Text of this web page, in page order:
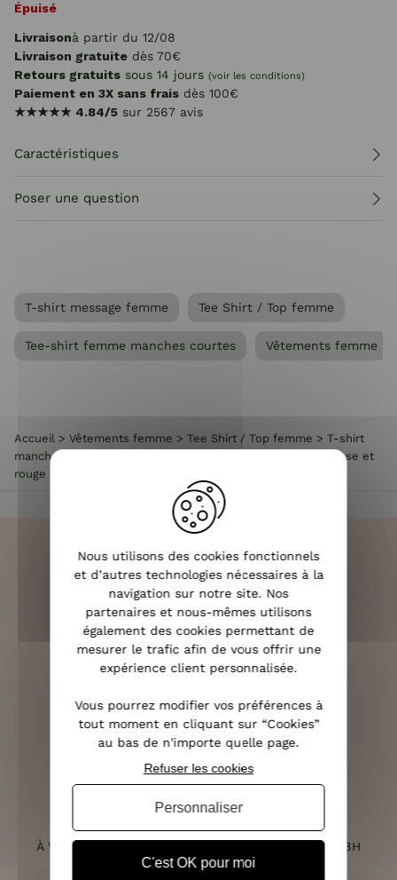
Épuisé
Livraisonà partir du 12/08
Livraison gratuite dès 70€
Retours gratuits sous 14 jours (voir les conditions)
Paiement en 3X sans frais dès 100€
★★★★★ 4.84/5 sur 2567 avis
Caractéristiques
Poser une question
T-shirt message femme Tee Shirt / Top femme
Tee-shirt femme manches courtes Vêtements femme
Accueil > Vêtements femme > Tee Shirt / Top femme > T-shirt
manches courtes femme
T-shirt femme blanc le soleil rose et
rouge
LIVRAISON RAPIDE
OFFERTE DÈS 70€
RETOURS SOUS 14 JOURS
(VOIR LES CONDITIONS)
SERVICE CLIENT
À VOTRE ÉCOUTE DU LUNDI AU SAMEDI DE 10H À 18H
Nous utilisons des cookies fonctionnels
et d’autres technologies nécessaires à la
navigation sur notre site. Nos
partenaires et nous-mêmes utilisons
également des cookies permettant de
mesurer le trafic afin de vous offrir une
expérience client personnalisée.
Vous pourrez modifier vos préférences à
tout moment en cliquant sur “Cookies”
au bas de n'importe quelle page.
C'est OK pour moi
Refuser les cookies
Personnaliser